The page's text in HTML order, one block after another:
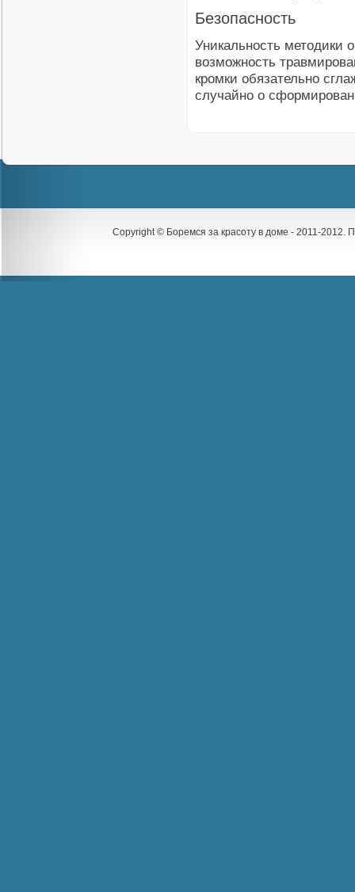
Безопасность
Уникальность методики
возможность
кромки обязательно
случайно о
Copyright © Боремся за красоту в доме - 2011-2012.